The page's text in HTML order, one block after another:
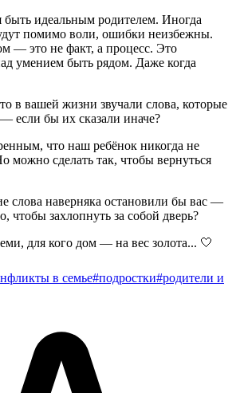
быть идеальным родителем. Иногда
помимо воли, ошибки неизбежны.
— это не факт, а процесс. Это
умением быть рядом. Даже когда
в вашей жизни звучали слова, которые
если бы их сказали иначе?
что наш ребёнок никогда не
можно сделать так, чтобы вернуться
слова наверняка остановили бы вас —
чтобы захлопнуть за собой дверь?
для кого дом — на вес золота... 🤍
в семье#подростки#родители и